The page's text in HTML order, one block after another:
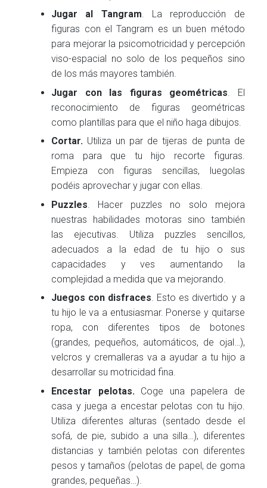
Jugar al Tangram. La reproducción de
figuras con el Tangram es un buen método
para mejorar la psicomotricidad y percepción
viso-espacial no solo de los pequeños sino
de los más mayores también.
Jugar con las figuras geométricas. El
reconocimiento de figuras geométricas
como plantillas para que el niño haga dibujos.
Cortar. Utiliza un par de tijeras de punta de
roma para que tu hijo recorte figuras.
Empieza con figuras sencillas, luegolas
podéis aprovechar y jugar con ellas.
Puzzles . Hacer puzzles no solo mejora
nuestras habilidades motoras sino también
las ejecutivas. Utiliza puzzles sencillos,
adecuados a la edad de tu hijo o sus
capacidades y ves aumentando la
complejidad a medida que va mejorando.
Juegos con disfraces. Esto es divertido y a
tu hijo le va a entusiasmar. Ponerse y quitarse
ropa, con diferentes tipos de botones
(grandes, pequeños, automáticos, de ojal…),
velcros y cremalleras va a ayudar a tu hijo a
desarrollar su motricidad fina.
Encestar pelotas. Coge una papelera de
casa y juega a encestar pelotas con tu hijo.
Utiliza diferentes alturas (sentado desde el
sofá, de pie, subido a una silla…), diferentes
distancias y también pelotas con diferentes
pesos y tamaños (pelotas de papel, de goma
grandes, pequeñas…).